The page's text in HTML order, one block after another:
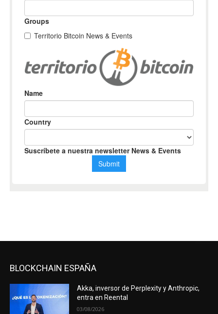
BLOCKCHAIN ESPAÑA
Akka, inversor de Perplexity y Anthropic,
entra en Reental
03/08/2026